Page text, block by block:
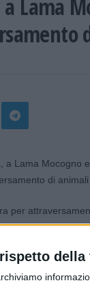
della
Lama
per
per
In tutti e